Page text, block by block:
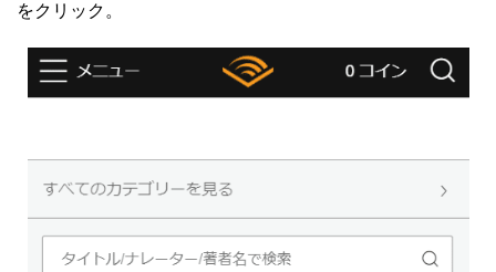
をクリック。